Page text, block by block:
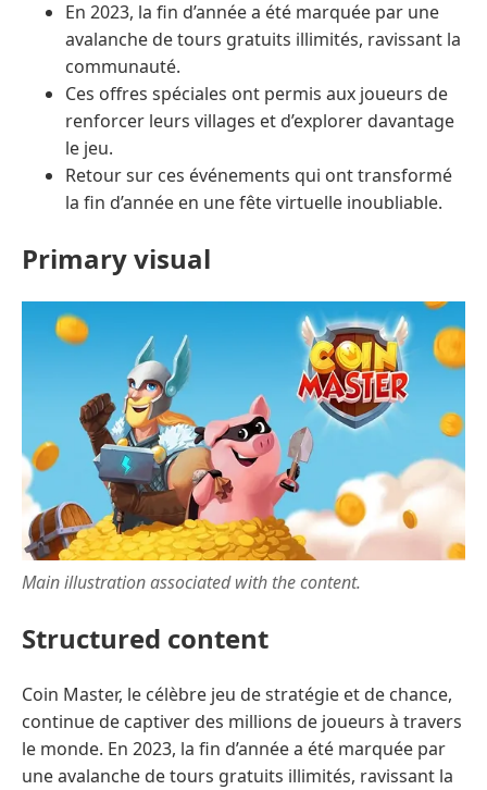
En 2023, la fin d’année a été marquée par une
avalanche de tours gratuits illimités, ravissant la
communauté.
Ces offres spéciales ont permis aux joueurs de
renforcer leurs villages et d’explorer davantage
le jeu.
Retour sur ces événements qui ont transformé
la fin d’année en une fête virtuelle inoubliable.
Primary visual
Main illustration associated with the content.
Structured content
Coin Master, le célèbre jeu de stratégie et de chance,
continue de captiver des millions de joueurs à travers
le monde. En 2023, la fin d’année a été marquée par
une avalanche de tours gratuits illimités, ravissant la